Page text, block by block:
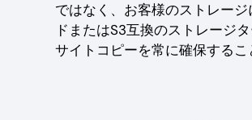
ではなく、お客様のストレー
ドまたはS3互換のストレージ
サイトコピーを常に確保する